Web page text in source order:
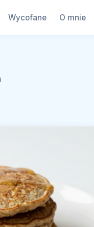
Wycofane O mnie